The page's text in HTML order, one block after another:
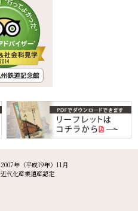
2007年（平成19年）11月
近代化産業遺産認定